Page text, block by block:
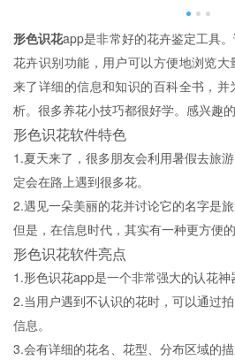
形色识花app是非常好的花卉鉴定工具
花卉识别功能，用户可以方便地浏览
来了详细的信息和知识的百科全书，
析。很多养花小技巧都很好学。感兴趣
形色识花软件特色
1.夏天来了，很多朋友会利用暑假去旅
定会在路上遇到很多花。
2.遇见一朵美丽的花并讨论它的名字是旅
但是，在信息时代，其实有一种更方便
形色识花软件亮点
1.形色识花app是一个非常强大的认花神
2.当用户遇到不认识的花时，可以通过
信息。
3.会有详细的花名、花型、分布区域的